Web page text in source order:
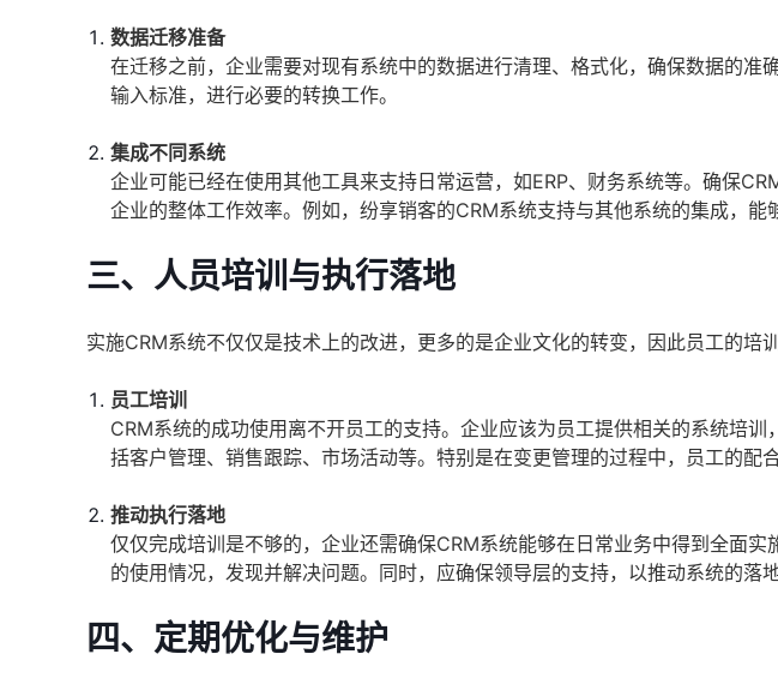
数据迁移准备
在迁移之前，企业需要对现有系统中的数据进行清理、格式化，确保数据的准
输入标准，进行必要的转换工作。
集成不同系统
企业可能已经在使用其他工具来支持日常运营，如ERP、财务系统等。确保
企业的整体工作效率。例如，纷享销客的CRM系统支持与其他系统的集成，能
三、人员培训与执行落地
实施CRM系统不仅仅是技术上的改进，更多的是企业文化的转变，因此员工的培
员工培训
CRM系统的成功使用离不开员工的支持。企业应该为员工提供相关的系统培
括客户管理、销售跟踪、市场活动等。特别是在变更管理的过程中，员工的配合
推动执行落地
仅仅完成培训是不够的，企业还需确保CRM系统能够在日常业务中得到全面
的使用情况，发现并解决问题。同时，应确保领导层的支持，以推动系统的落地
四、定期优化与维护